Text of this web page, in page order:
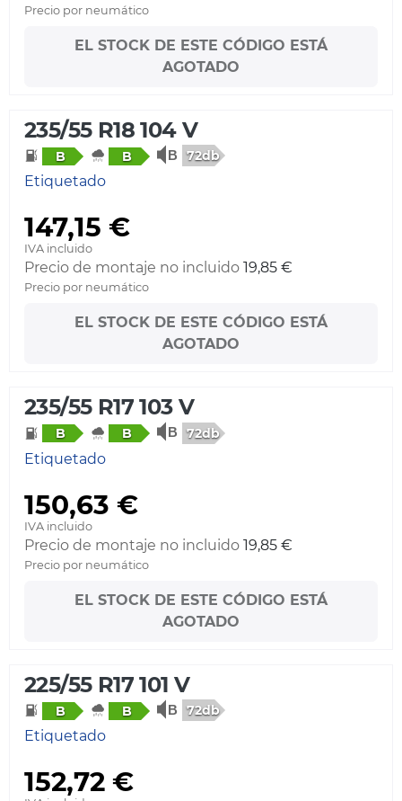
Precio por neumático
EL STOCK DE ESTE CÓDIGO ESTÁ
AGOTADO
235/55 R18 104 V
B B 72db
Etiquetado
147,15 €
IVA incluido
Precio de montaje no incluido 19,85 €
Precio por neumático
EL STOCK DE ESTE CÓDIGO ESTÁ
AGOTADO
235/55 R17 103 V
B B 72db
Etiquetado
150,63 €
IVA incluido
Precio de montaje no incluido 19,85 €
Precio por neumático
EL STOCK DE ESTE CÓDIGO ESTÁ
AGOTADO
225/55 R17 101 V
B B 72db
Etiquetado
152,72 €